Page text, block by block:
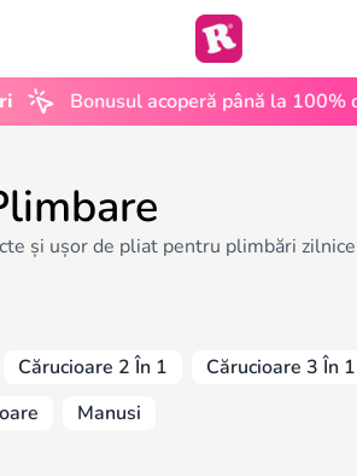
Bonusul acoperă până la 100% din
și ușor de pliat pentru plimbări
Cărucioare 2 În 1 Cărucioare 3 În 1
Manusi